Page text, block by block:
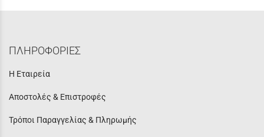
ΠΛΗΡΟΦΟΡΙΕΣ
Η Εταιρεία
Αποστολές & Επιστροφές
Τρόποι Παραγγελίας & Πληρωμής